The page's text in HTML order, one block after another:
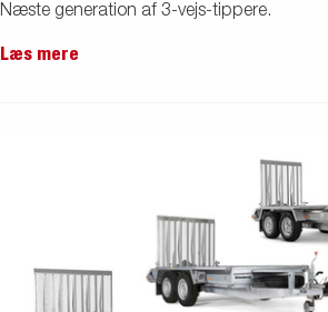
Næste generation af 3-vejs-tippere.
Læs mere